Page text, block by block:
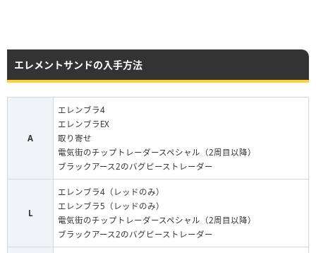
エレメントサンドの入手方法
A
エレンブラ4
エレンブラEX
取り寄せ
電気街のチップトレーダースペシャル（2周目以降）
ブラックアース2のバグピーストレーダー
L
エレンブラ4（レッドのみ）
エレンブラ5（レッドのみ）
電気街のチップトレーダースペシャル（2周目以降）
ブラックアース2のバグピーストレーダー